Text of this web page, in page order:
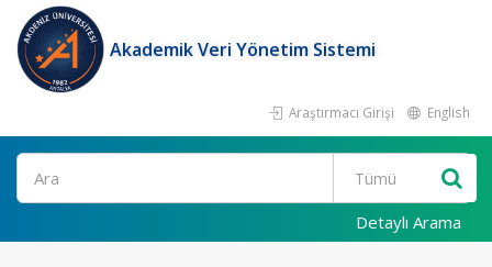
Akademik Veri Yönetim Sistemi
Araştırmacı Girişi English
Ara
Detaylı Arama